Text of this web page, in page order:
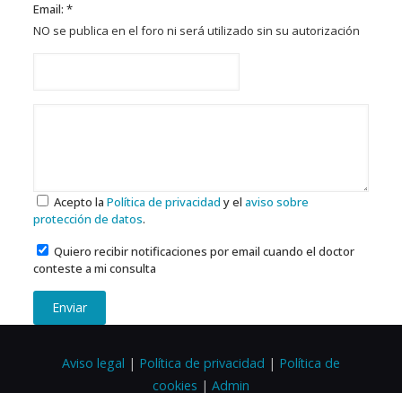
Email: *
NO se publica en el foro ni será utilizado sin su autorización
Acepto la Política de privacidad y el aviso sobre
protección de datos.
Quiero recibir notificaciones por email cuando el doctor
conteste a mi consulta
Enviar
Aviso legal | Política de privacidad | Política de
cookies | Admin